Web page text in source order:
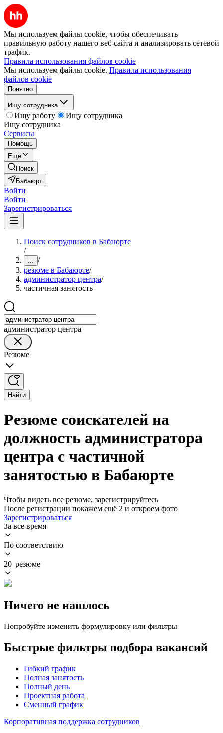
Мы используем файлы cookie, чтобы обеспечивать
правильную работу нашего веб-сайта и анализировать сетевой
трафик.
Правила использования файлов cookie
Мы используем файлы cookie. Правила использования
файлов cookie
Понятно
Ищу сотрудника
Ищу работу
Ищу сотрудника
Ищу сотрудника
Сервисы
Помощь
Ещё
Поиск
Бабаюрт
Войти
Войти
Зарегистрироваться
Поиск сотрудников в Бабаюрте
/
... /
резюме в Бабаюрте/
администратор центра/
частичная занятость
администратор центра
Резюме
Найти
Резюме соискателей на
должность администратора
центра с частичной
занятостью в Бабаюрте
Чтобы видеть все резюме, зарегистрируйтесь
После регистрации покажем ещё 2 и откроем фото
Зарегистрироваться
За всё время
По соответствию
20 резюме
Ничего не нашлось
Попробуйте изменить формулировку или фильтры
Быстрые фильтры подбора вакансий
Гибкий график
Полная занятость
Полный день
Проектная работа
Сменный график
Корпоративная поддержка сотрудников